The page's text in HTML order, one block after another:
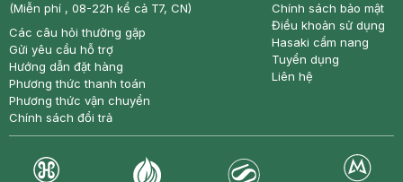
(Miễn phí , 08-22h kể cả T7, CN)
Các câu hỏi thường gặp
Gửi yêu cầu hỗ trợ
Hướng dẫn đặt hàng
Phương thức thanh toán
Phương thức vận chuyển
Chính sách đổi trả
Chính sách bảo mật
Điều khoản sử dụng
Hasaki cẩm nang
Tuyển dụng
Liên hệ